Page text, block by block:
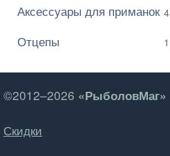
Аксессуары для приманок 4
Отцепы 1
©2012–2026 «РыболовМаг»
Скидки